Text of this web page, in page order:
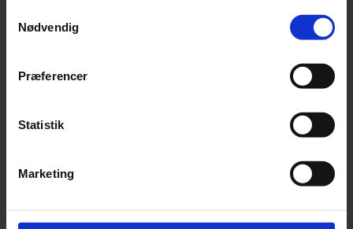
Nødvendig
Præferencer
Statistik
Marketing
Virksomhedsnavn eller CVR.nr.
Virksomhedens stamdata hentes automatisk via CVR registret.
Generelle oplysninger
Virksomhedsnavn